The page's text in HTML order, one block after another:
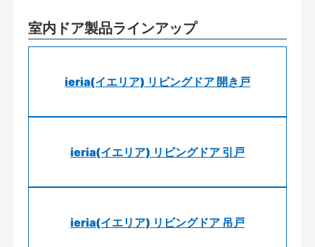
室内ドア製品ラインアップ
ieria(イエリア) リビングドア 開き戸
ieria(イエリア) リビングドア 引戸
ieria(イエリア) リビングドア 吊戸